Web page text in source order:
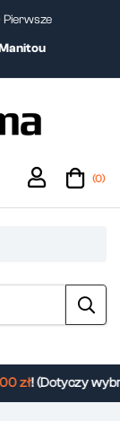
Pierwsze
(0)
zł! (Dotyczy